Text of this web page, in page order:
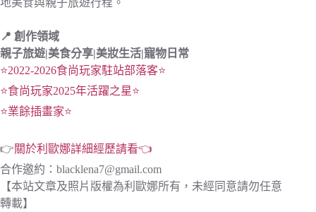
地美食與親子旅遊行程。
📍 創作領域
親子旅遊|美食分享|美妝生活|寵物日常
⭐2022-2026食尚玩家駐站部落客⭐
⭐食尚玩家2025年活躍之星⭐
⭐業餘插畫家⭐
👉關於利歐娜詳細經歷請看👈
合作邀約： blacklena7@gmail.com
【本站文章及照片版權為利歐娜所有，未經同意請勿任意
轉載】